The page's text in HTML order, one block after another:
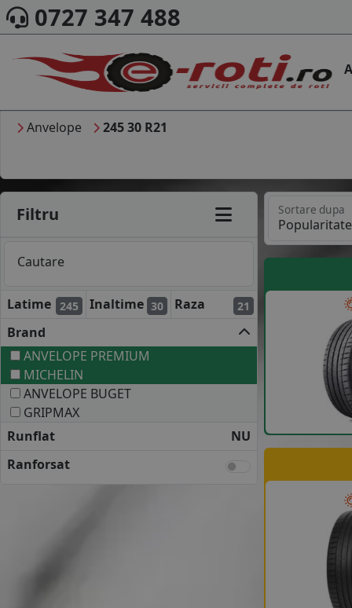
0727 347 488
Anvelope 245 30 R21
Filtru
Cautare
Latime 245 Inaltime 30 Raza 21
Brand
ANVELOPE PREMIUM
MICHELIN
ANVELOPE BUGET
GRIPMAX
Runflat
NU
Ranforsat
Sortare dupa